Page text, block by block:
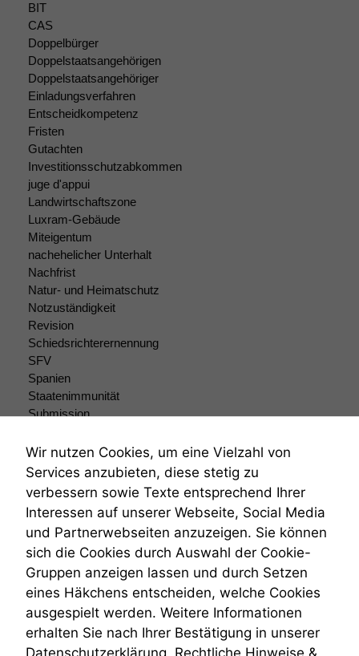
BIT
CAS
Doppelbürger
Doppelstaatsangehörigen
Doppelstaatsangehöriger
Einladungsverfahren
Entscheidkompetenz
Fristen
Gutachten
Investitionsschutzabkommen
juge d'appui
Landwirtschaftszone
Luxram-Gebäude
Miteigentum
nachehelicher Unterhalt
Nachfrist
Natur- und Heimatschutz
Notzuständigkeit
Revision
Schiedsrichterernennung
SFV
Spanien
Staatenimmunität
Submission
Teilungsklage
Venezuela
VRK
Wiederherstellungsanordnung
Zivilprozessordnung
ZPO
Zustellfiktion
Zuständigkeit
Öffentliches Personalrecht
Öffentlichkeitsprinzip
Wir nutzen Cookies, um eine Vielzahl von
Services anzubieten, diese stetig zu
verbessern sowie Texte entsprechend Ihrer
Interessen auf unserer Webseite, Social Media
und Partnerwebseiten anzuzeigen. Sie können
sich die Cookies durch Auswahl der Cookie-
Gruppen anzeigen lassen und durch Setzen
eines Häkchens entscheiden, welche Cookies
ausgespielt werden. Weitere Informationen
erhalten Sie nach Ihrer Bestätigung in unserer
Datenschutzerklärung. Rechtliche Hinweise &
Funktionalität
Einige
Funktionen auf
dieser Website
sind optional.
Wenn Sie
diese Option
deaktivieren,
kann die
Website nicht
zu 100%
funktionieren.